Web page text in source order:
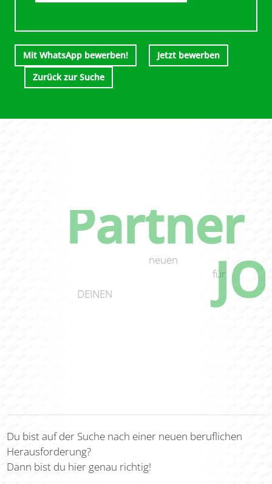
Mit WhatsApp bewerben!
Jetzt bewerben
Zurück zur Suche
Partner
für
DEINEN
neuen
Du bist auf der Suche nach einer neuen beruflichen
Herausforderung?
Dann bist du hier genau richtig!